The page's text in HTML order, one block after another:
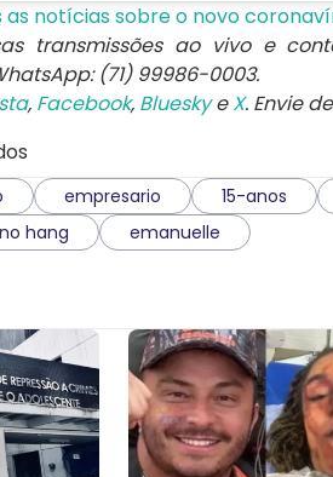
notícias sobre o novo
transmissões ao vivo e
(71) 99986-0003.
, Facebook, BlueskyeX. Envie
empresario 15-anos
hang emanuelle